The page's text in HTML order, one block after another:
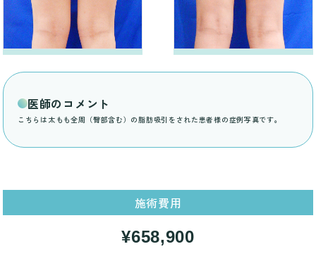
医師のコメント
こちらは太もも全周（臀部含む）の脂肪吸引をされた患者様の症例写真です。
施術費用
¥658,900